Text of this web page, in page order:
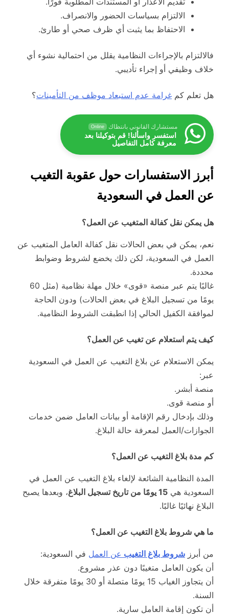
الالتزام بسياسات الحضور والانصراف.
الاحتفاظ بما يثبت أي ظرف صحي أو طارئ.
فالالتزام بالإجراءات النظامية يقلل من احتمالية نشوء أي
خلاف وظيفي أو إجراء تأديبي.
هل تعلم كم غرامة عدم استبعاد موظف من التأمينات؟
مستشارك القانوني بانتظاك Online
استفسر واسألنا! قم بتوكيلنا بعد
معرفة كامل التفاصيل
أبرز الاستفسارات حول عقوبة التغيب
عن العمل في السعودية
هل يمكن نقل كفالة المتغيب عن العمل؟
نعم، يمكن في بعض الحالات نقل كفالة العامل المتغيب عن
العمل في السعودية، لكن ذلك يخضع لشروط وضوابط
محددة.
غالبًا يتم عبر منصة «قوى» خلال مهلة نظامية (مثل 60
يومًا من تسجيل البلاغ في بعض الحالات) ودون الحاجة
لموافقة الكفيل الحالي إذا انطبقت الشروط النظامية.
كيف يتم استعلام عن تغيب عن العمل؟
يمكن الاستعلام عن بلاغ التغيب عن العمل في السعودية
عبر:
منصة أبشر.
أو منصة قوى.
وذلك بإدخال رقم الإقامة أو بيانات العامل ضمن خدمات
الجوازات/العمل لمعرفة حالة البلاغ.
كم مدة بلاغ التغيب عن العمل؟
المدة النظامية الشائعة لإلغاء بلاغ التغيب عن العمل في
السعودية هي 15 يومًا من تاريخ تسجيل البلاغ
، وبعدها يصبح
البلاغ نهائيًا غالبًا.
ما هي شروط بلاغ التغيب عن العمل؟
من أبرز شروط بلاغ التغيب عن العمل في السعودية:
أن يكون العامل متغيبًا دون عذر مشروع.
أن يتجاوز الغياب 15 يومًا متصلة أو 30 يومًا متفرقة خلال
السنة.
أن تكون إقامة العامل سارية.